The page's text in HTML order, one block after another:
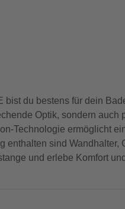
du bestens für dein
Optik, sondern
Technologie ermöglicht
enthalten sind
und erlebe Komfort